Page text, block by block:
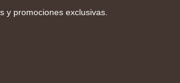
y promociones exclusivas.